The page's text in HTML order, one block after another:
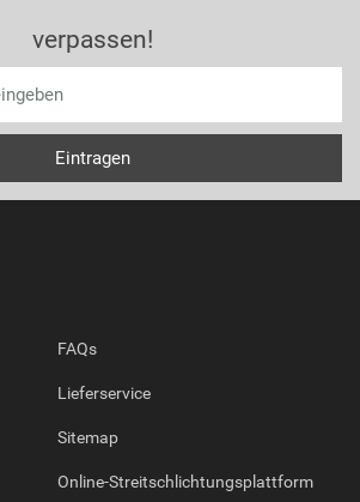
verpassen!
FAQs
Lieferservice
Sitemap
Online-Streitschlichtungsplattform